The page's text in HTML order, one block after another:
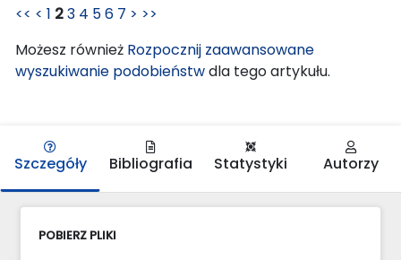
<< < 1 23 4 56 7 > >>
Możesz również Rozpocznij zaawansowane
wyszukiwanie podobieństwdla tego artykułu.
Szczegóły Bibliografia Statystyki Autorzy
POBIERZ PLIKI